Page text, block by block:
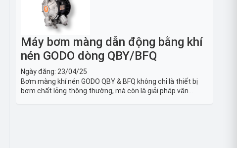
Máy bơm màng dẫn động bằng khí
nén GODO dòng QBY/BFQ
Ngày đăng: 23/04/25
Bơm màng khí nén GODO QBY & BFQ không chỉ là thiết bị
bơm chất lỏng thông thường, mà còn là giải pháp vận